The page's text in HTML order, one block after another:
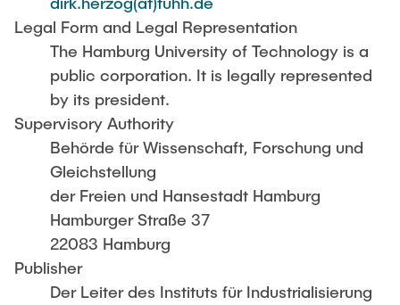
LuMEX-HT
ILSC-APP
SFB1615 “SMART Reactors”
Legal Form and Legal Representation
The Hamburg University of Technology is a
public corporation. It is legally represented
by its president.
Supervisory Authority
Behörde für Wissenschaft, Forschung und
Gleichstellung
der Freien und Hansestadt Hamburg
Hamburger Straße 37
22083 Hamburg
Publisher
Der Leiter des Instituts für Industrialisierung